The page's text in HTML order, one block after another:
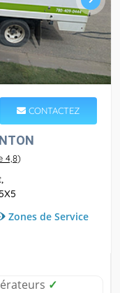
CONTACTEZ
4,8)
Zones de Service
✓